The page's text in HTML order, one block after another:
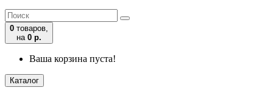
0 товаров,
на 0 р.
Ваша корзина пуста!
Каталог